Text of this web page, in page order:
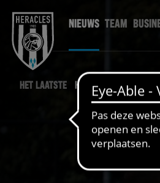
NIEUWS TEAM
HET LAATSTE HERACLES NIEUWS